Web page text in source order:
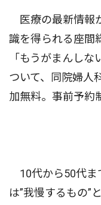
医療の最新情報
識を得られる座間
「もうがまんし
ついて、同院婦人
加無料。事前予約
10代から50代ま
は”我慢するもの”